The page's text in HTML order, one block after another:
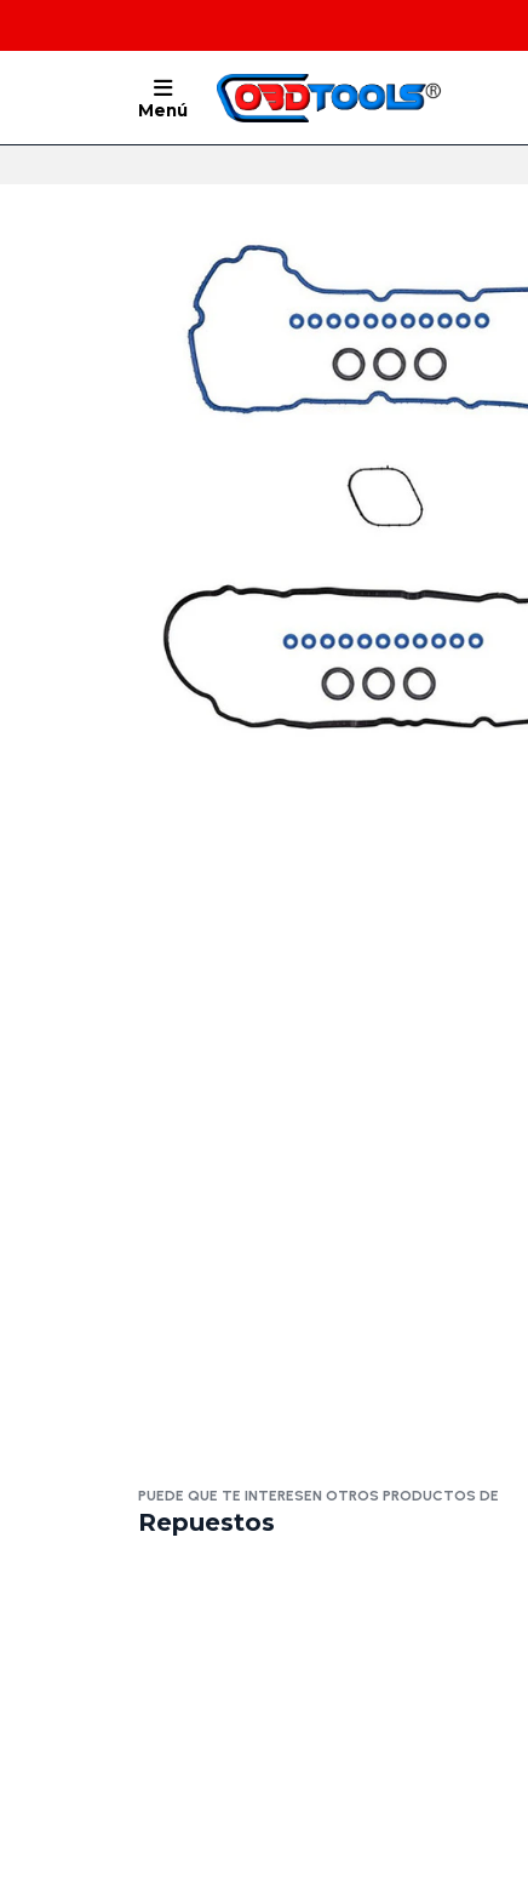
Menú
PUEDE QUE TE INTERESEN OTROS PRODUCTOS DE
Repuestos